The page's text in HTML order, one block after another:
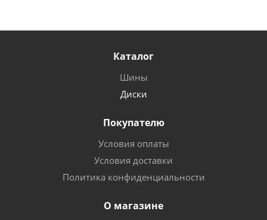
Каталог
Шины
Диски
Покупателю
Условия оплаты
Условия доставки
Политика конфиденциальности
О магазине